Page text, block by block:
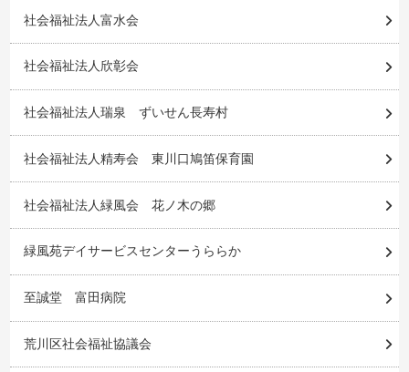
社会福祉法人富水会
社会福祉法人欣彰会
社会福祉法人瑞泉 ずいせん長寿村
社会福祉法人精寿会 東川口鳩笛保育園
社会福祉法人緑風会 花ノ木の郷
緑風苑デイサービスセンターうららか
至誠堂 富田病院
荒川区社会福祉協議会